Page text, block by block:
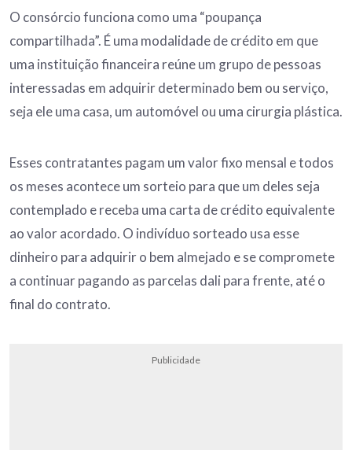
O consórcio funciona como uma “poupança
compartilhada”. É uma modalidade de crédito em que
uma instituição financeira reúne um grupo de pessoas
interessadas em adquirir determinado bem ou serviço,
seja ele uma casa, um automóvel ou uma cirurgia plástica.
Esses contratantes pagam um valor fixo mensal e todos
os meses acontece um sorteio para que um deles seja
contemplado e receba uma carta de crédito equivalente
ao valor acordado. O indivíduo sorteado usa esse
dinheiro para adquirir o bem almejado e se compromete
a continuar pagando as parcelas dali para frente, até o
final do contrato.
Publicidade